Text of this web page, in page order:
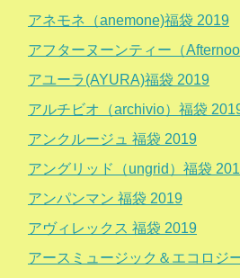
アネモネ（anemone)福袋 2019
アフターヌーンティー（
アユーラ(AYURA)福袋 2019
アルチビオ（archivio）福袋
アンクルージュ 福袋 2019
アングリッド（ungrid）福袋
アンパンマン 福袋 2019
アヴィレックス 福袋 2019
アースミュージック＆エコロジ